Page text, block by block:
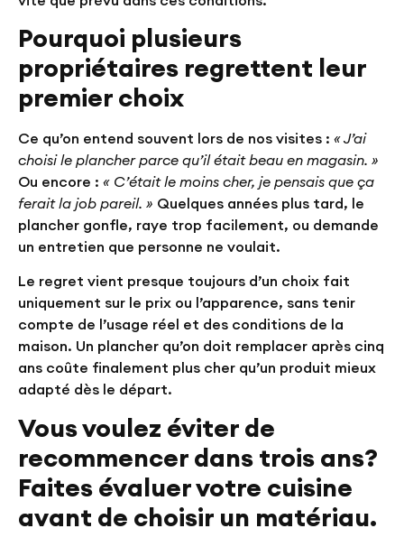
Pourquoi plusieurs
propriétaires regrettent leur
premier choix
Ce qu’on entend souvent lors de nos visites : « J’ai
choisi le plancher parce qu’il était beau en magasin. »
Ou encore : « C’était le moins cher, je pensais que ça
ferait la job pareil. » Quelques années plus tard, le
plancher gonfle, raye trop facilement, ou demande
un entretien que personne ne voulait.
Le regret vient presque toujours d’un choix fait
uniquement sur le prix ou l’apparence, sans tenir
compte de l’usage réel et des conditions de la
maison. Un plancher qu’on doit remplacer après cinq
ans coûte finalement plus cher qu’un produit mieux
adapté dès le départ.
Vous voulez éviter de
recommencer dans trois ans?
Faites évaluer votre cuisine
avant de choisir un matériau.